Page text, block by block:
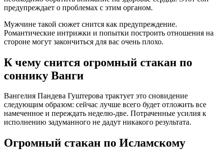
предупреждает о проблемах с этим органом.
Мужчине такой сюжет снится как предупреждение.
Романтические интрижки и попытки построить отношения на
стороне могут закончиться для вас очень плохо.
К чему снится огромный стакан по
соннику Ванги
Вангелия Пaндева Гуштерова трактует это сновидение
следующим образом: сейчас лучше всего будет отложить все
намеченное и переждать неделю-две. Потраченные усилия к
исполнению задуманного не дадут никакого результата.
Огромный стакан по Исламскому